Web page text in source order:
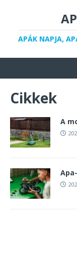
APÁK NAPJA,
Cikkek
A